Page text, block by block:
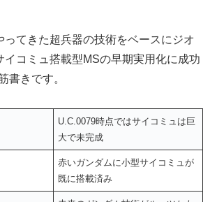
ってきた超兵器の技術をベースにジオ
イコミュ搭載型MSの早期実用化に成功
書きです。
U.C.0079時点ではサイコミュは巨
大で未完成
赤いガンダムに小型サイコミュが
既に搭載済み